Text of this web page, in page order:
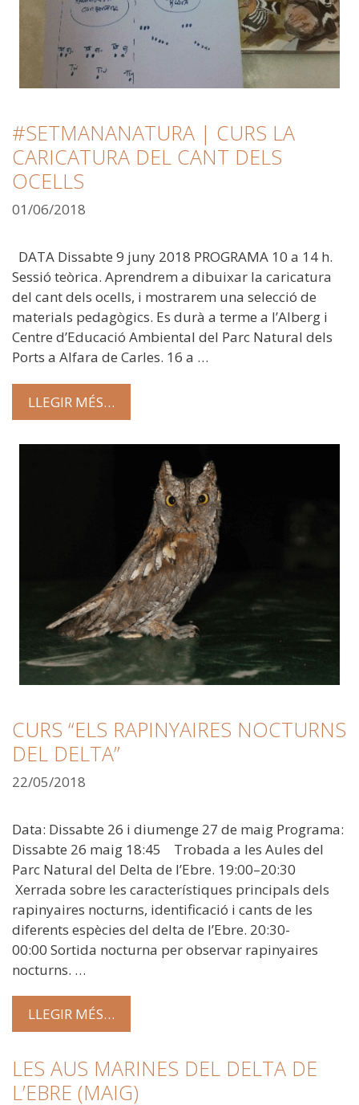
#SETMANANATURA | CURS LA
CARICATURA DEL CANT DELS
OCELLS
01/06/2018
DATA Dissabte 9 juny 2018 PROGRAMA 10 a 14 h.
Sessió teòrica. Aprendrem a dibuixar la caricatura
del cant dels ocells, i mostrarem una selecció de
materials pedagògics. Es durà a terme a l’Alberg i
Centre d’Educació Ambiental del Parc Natural dels
Ports a Alfara de Carles. 16 a …
LLEGIR MÉS…
CURS “ELS RAPINYAIRES NOCTURNS
DEL DELTA”
22/05/2018
Data: Dissabte 26 i diumenge 27 de maig Programa:
Dissabte 26 maig 18:45 Trobada a les Aules del
Parc Natural del Delta de l’Ebre. 19:00–20:30
Xerrada sobre les característiques principals dels
rapinyaires nocturns, identificació i cants de les
diferents espècies del delta de l’Ebre. 20:30-
00:00 Sortida nocturna per observar rapinyaires
nocturns. …
LLEGIR MÉS…
LES AUS MARINES DEL DELTA DE
L’EBRE (MAIG)